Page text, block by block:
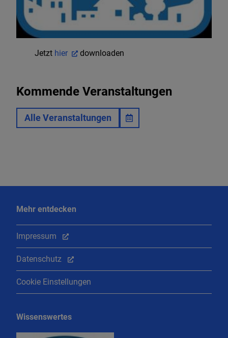
Jetzt hier downloaden
Kommende Veranstaltungen
Alle Veranstaltungen
Mehr entdecken
Impressum
Datenschutz
Cookie Einstellungen
Wissenswertes